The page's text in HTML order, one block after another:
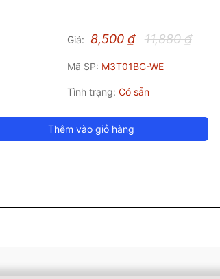
Giá: 8,500 ₫ 11,880₫
Mã SP: M3T01BC-WE
Tình trạng: Có sẵn
Thêm vào giỏ hàng